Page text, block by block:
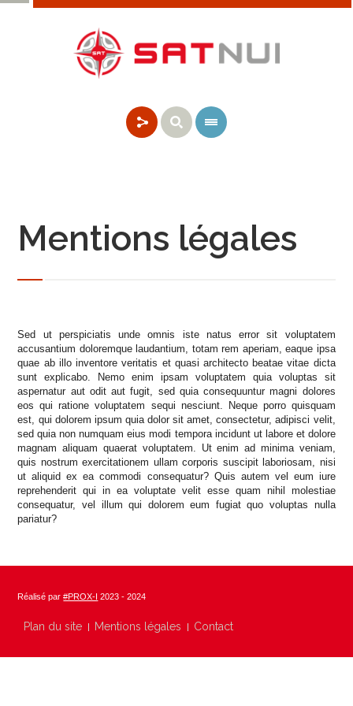
Mentions légales
Sed ut perspiciatis unde omnis iste natus error sit voluptatem
accusantium doloremque laudantium, totam rem aperiam, eaque ipsa
quae ab illo inventore veritatis et quasi architecto beatae vitae dicta
sunt explicabo. Nemo enim ipsam voluptatem quia voluptas sit
aspernatur aut odit aut fugit, sed quia consequuntur magni dolores
eos qui ratione voluptatem sequi nesciunt. Neque porro quisquam
est, qui dolorem ipsum quia dolor sit amet, consectetur, adipisci velit,
sed quia non numquam eius modi tempora incidunt ut labore et dolore
magnam aliquam quaerat voluptatem. Ut enim ad minima veniam,
quis nostrum exercitationem ullam corporis suscipit laboriosam, nisi
ut aliquid ex ea commodi consequatur? Quis autem vel eum iure
reprehenderit qui in ea voluptate velit esse quam nihil molestiae
consequatur, vel illum qui dolorem eum fugiat quo voluptas nulla
pariatur?
Réalisé par#PROX-I 2023 - 2024
Plan du site Mentions légales Contact